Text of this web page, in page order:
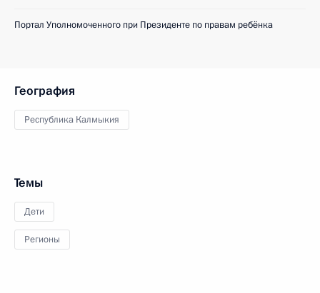
Портал Уполномоченного при Президенте по правам ребёнка
География
Республика Калмыкия
Темы
Дети
Регионы